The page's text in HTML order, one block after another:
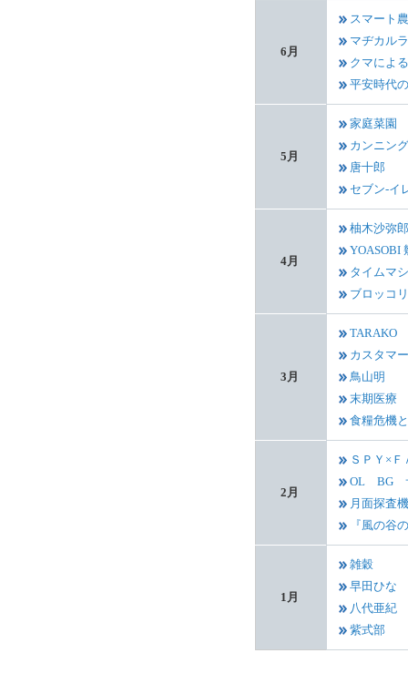
6月
スマート
マヂカル
クマによ
平安時代
5月
家庭菜園
カンニング
唐十郎
セブン‐イ
4月
柚木沙弥郎
YOASOBI
タイムマ
ブロッコ
3月
TARAKO
カスタマ
鳥山明
末期医療
食糧危機
2月
ＳＰＹ×
OL BG
月面探査機
『風の谷
1月
雑穀
早田ひな
八代亜紀
紫式部